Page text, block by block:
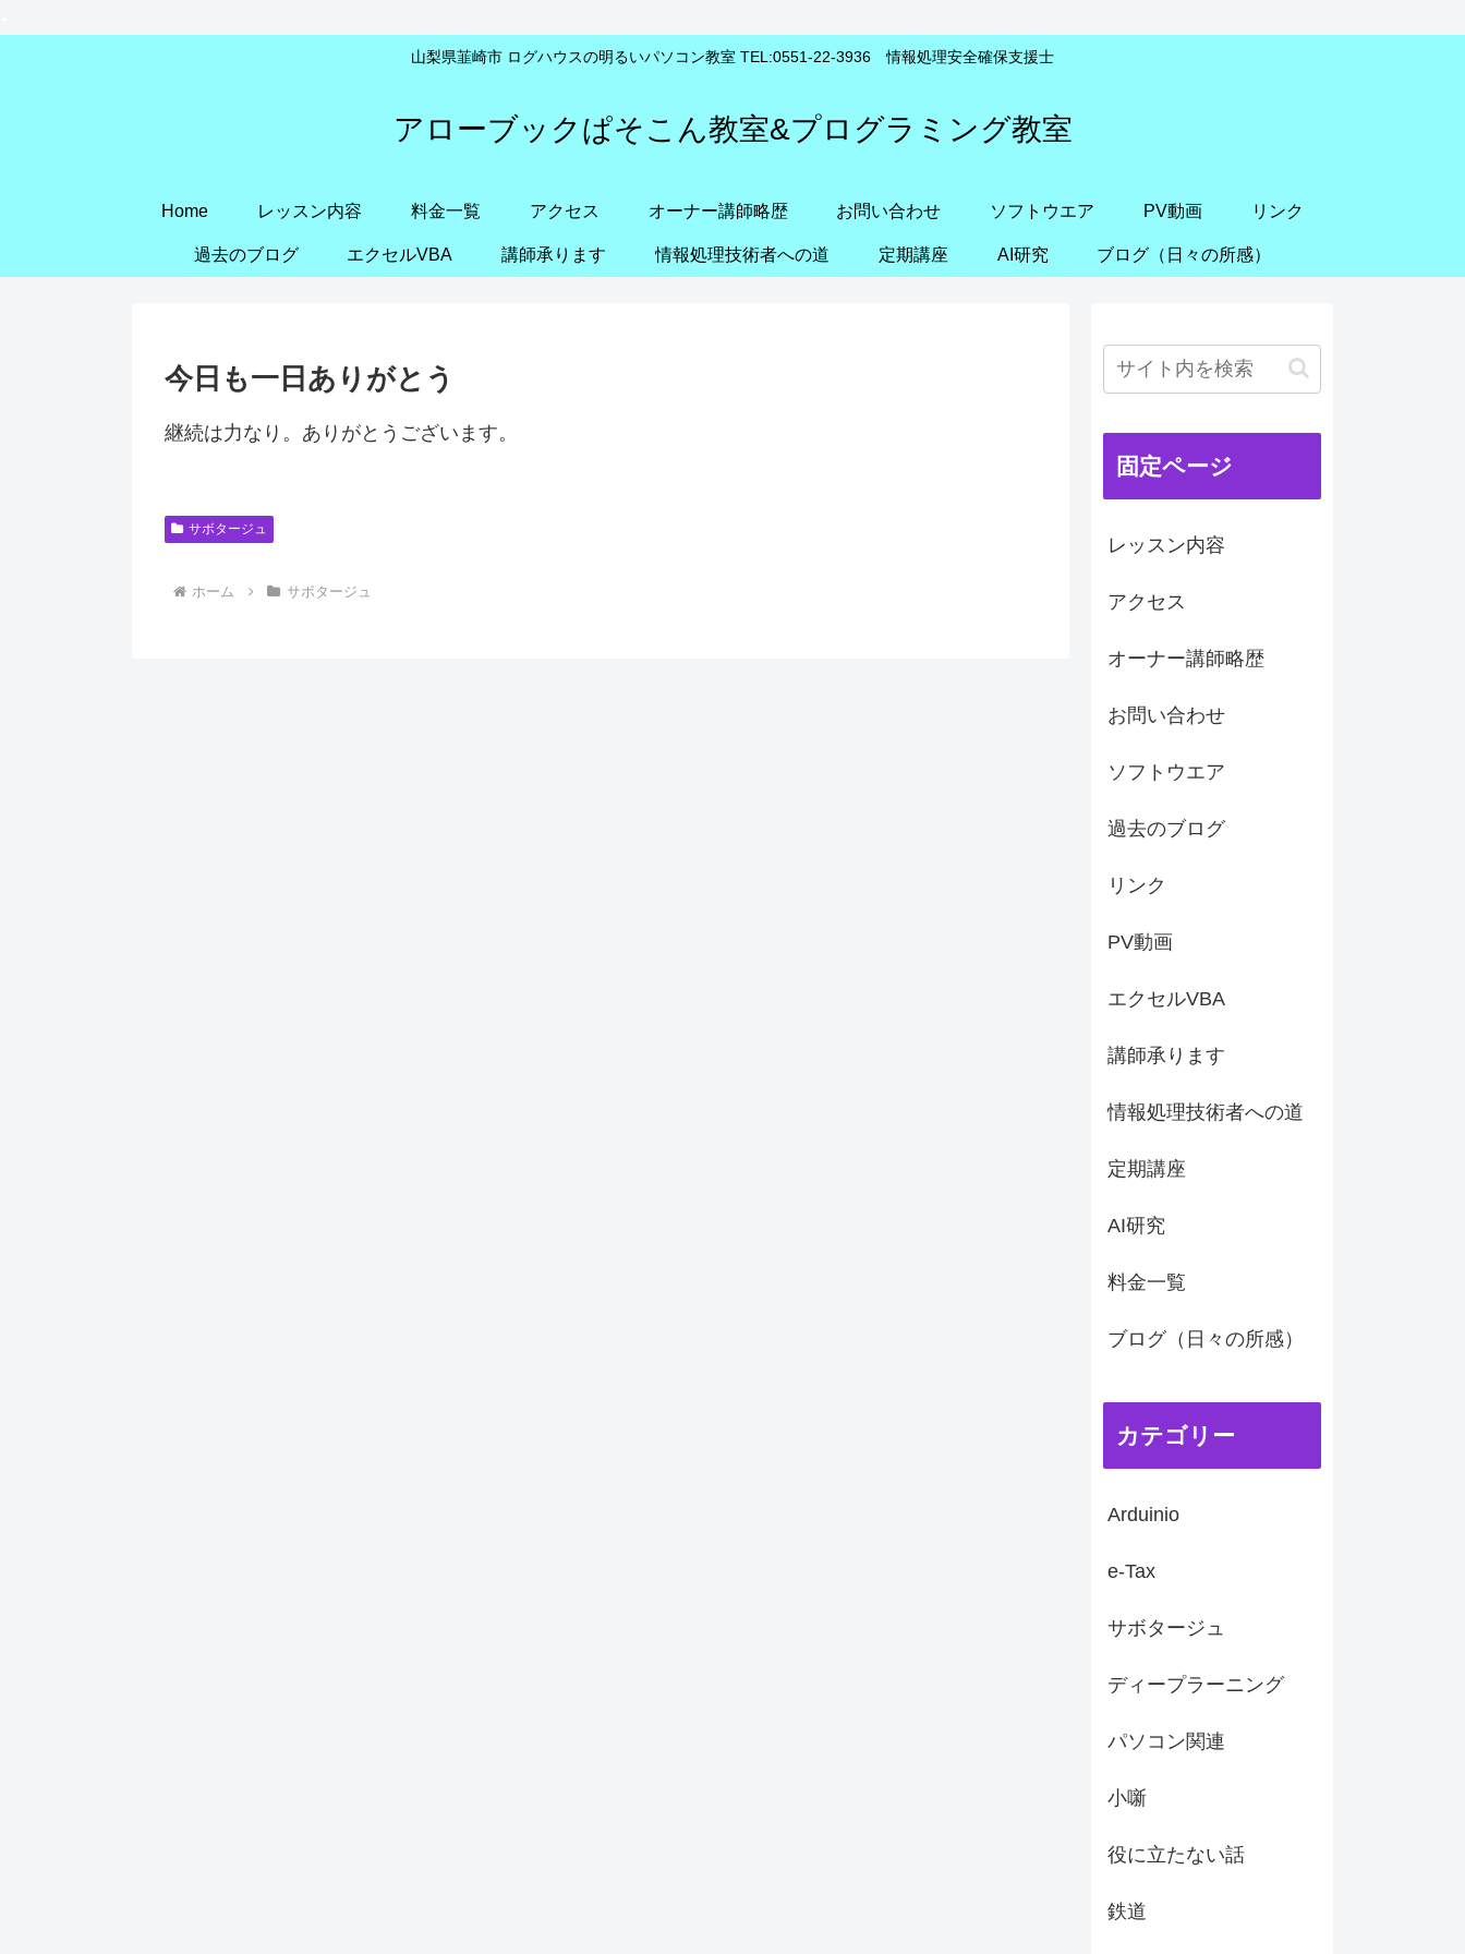
山梨県韮崎市 ログハウスの明るいパソコン教室 TEL:0551-22-3936 情報処理安全確保支援士
アローブックぱそこん教室&プログラミング教室
Home レッスン内容 料金一覧 アクセス オーナー講師略歴 お問い合わせ ソフトウエア PV動画 リンク
過去のブログ エクセルVBA 講師承ります 情報処理技術者への道 定期講座 AI研究 ブログ（日々の所感）
今日も一日ありがとう
継続は力なり。ありがとうございます。
サボタージュ
ホーム サボタージュ
固定ページ
レッスン内容
アクセス
オーナー講師略歴
お問い合わせ
ソフトウエア
過去のブログ
リンク
PV動画
エクセルVBA
講師承ります
情報処理技術者への道
定期講座
AI研究
料金一覧
ブログ（日々の所感）
カテゴリー
Arduinio
e-Tax
サボタージュ
ディープラーニング
パソコン関連
小噺
役に立たない話
鉄道